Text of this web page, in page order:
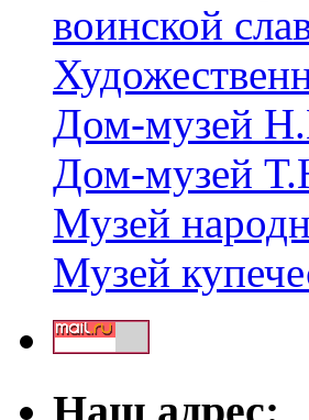
воинской
Дом-музей
Дом-музей
Музей
Музей